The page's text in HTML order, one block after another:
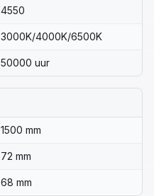
4550
3000K/4000K/6500K
50000 uur
1500 mm
72 mm
68 mm